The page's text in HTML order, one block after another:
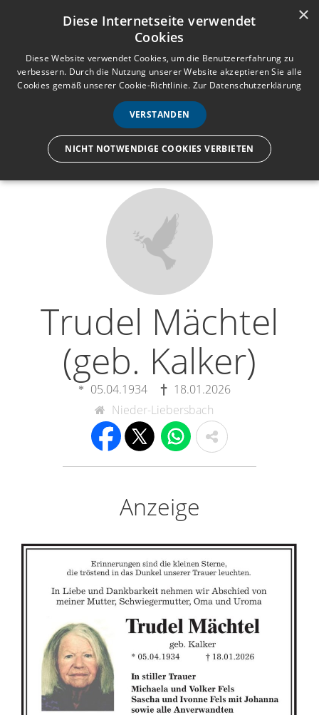
Anmelden Registrieren
e
n
ü
Wir lassen nur die Hand los,
Trudel Mächtel
(geb. Kalker)
05.04.1934
18.01.2026
Nieder-Liebersbach
Anzeige
×
Diese Internetseite verwendet
Cookies
Diese Website verwendet Cookies, um die Benutzererfahrung zu
verbessern. Durch die Nutzung unserer Website akzeptieren Sie alle
Cookies gemäß unserer Cookie-Richtlinie. Zur Datenschutzerklärung
VERSTANDEN
NICHT NOTWENDIGE COOKIES VERBIETEN